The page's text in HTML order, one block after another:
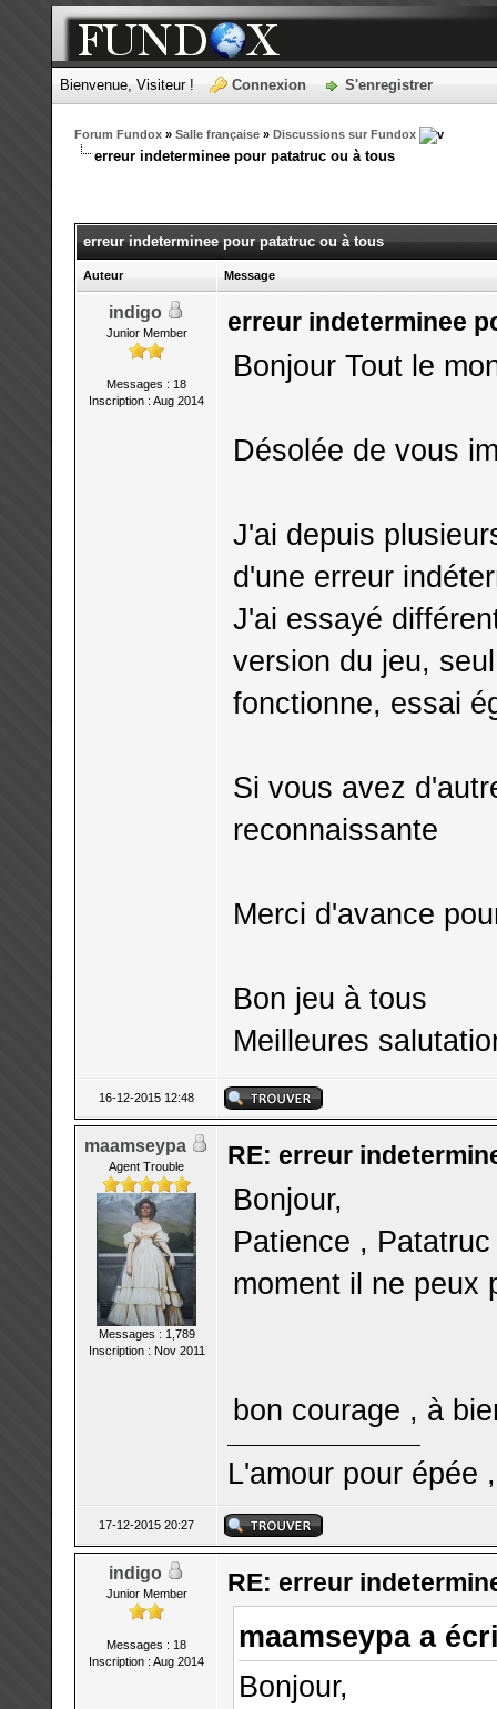
Bienvenue, Visiteur ! Connexion S'enregistrer
Forum Fundox» Salle française» Discussions sur Fundox
erreur indeterminee pour patatruc ou à tous
erreur indeterminee pour patatruc ou à tous
Auteur Message
indigo
Junior Member
Messages : 18
Inscription : Aug 2014
erreur indeterminee
Bonjour Tout le
Désolée de vous
J'ai depuis
d'une erreur
J'ai essayé
version du jeu,
fonctionne, essai
Si vous avez
reconnaissante
Merci d'avance
Bon jeu à tous
Meilleures
16-12-2015 12:48
maamseypa
Agent Trouble
Messages : 1,789
Inscription : Nov 2011
RE: erreur
Bonjour,
Patience ,
moment il ne peux
bon courage , à
L'amour pour épée
17-12-2015 20:27
indigo
Junior Member
Messages : 18
Inscription : Aug 2014
RE: erreur
maamseypa a
Bonjour,